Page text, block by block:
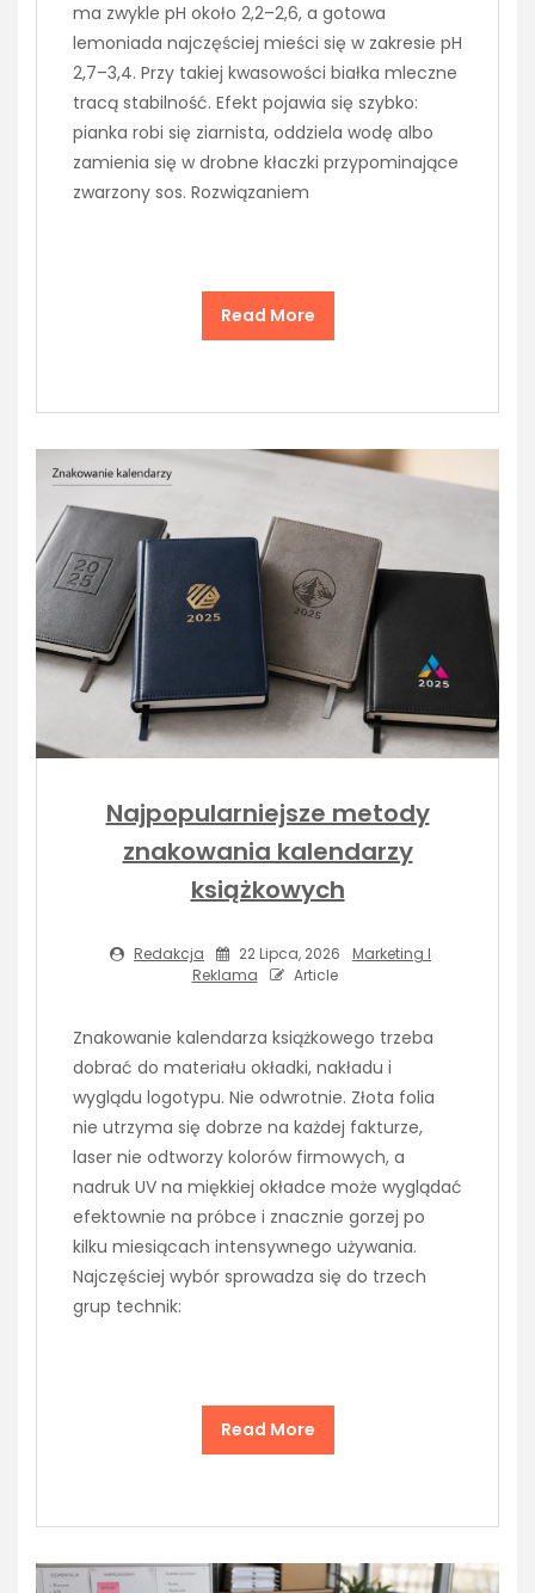
ma zwykle pH około 2,2–2,6, a gotowa
lemoniada najczęściej mieści się w zakresie pH
2,7–3,4. Przy takiej kwasowości białka mleczne
tracą stabilność. Efekt pojawia się szybko:
pianka robi się ziarnista, oddziela wodę albo
zamienia się w drobne kłaczki przypominające
zwarzony sos. Rozwiązaniem
Read More
Najpopularniejsze metody
znakowania kalendarzy
książkowych
Redakcja 22 Lipca, 2026
Marketing I
Reklama
Article
Znakowanie kalendarza książkowego trzeba
dobrać do materiału okładki, nakładu i
wyglądu logotypu. Nie odwrotnie. Złota folia
nie utrzyma się dobrze na każdej fakturze,
laser nie odtworzy kolorów firmowych, a
nadruk UV na miękkiej okładce może wyglądać
efektownie na próbce i znacznie gorzej po
kilku miesiącach intensywnego używania.
Najczęściej wybór sprowadza się do trzech
grup technik:
Read More